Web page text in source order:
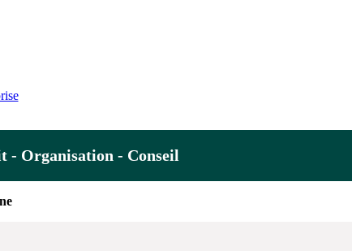
Organisation - Conseil